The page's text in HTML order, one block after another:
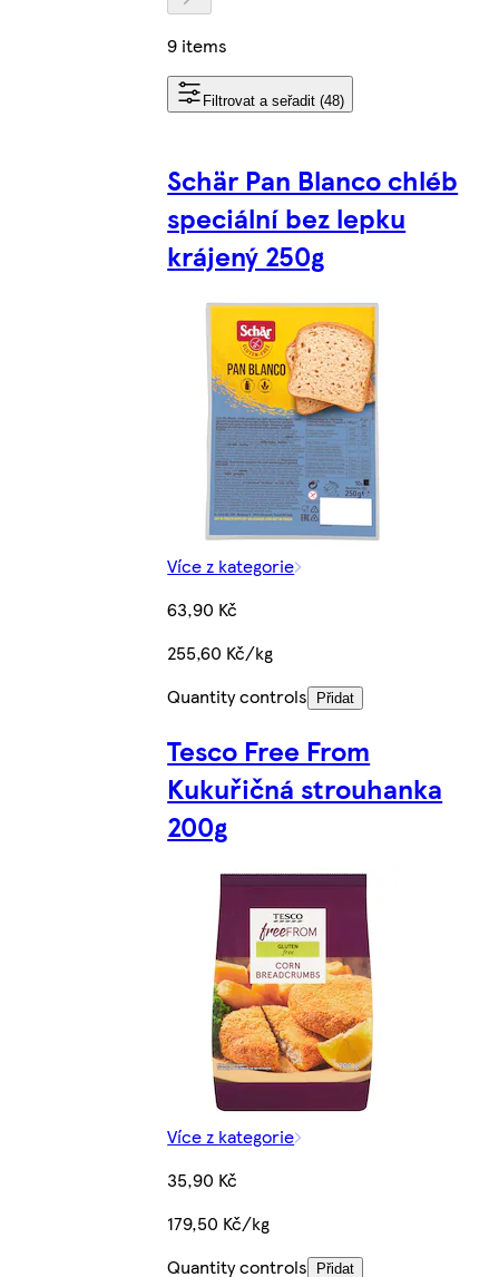
9 items
Filtrovat a seřadit (48)
Schär Pan Blanco chléb
speciální bez lepku
krájený 250g
Více z kategorie
63,90 Kč
255,60 Kč/kg
Quantity controls Přidat
Tesco Free From
Kukuřičná strouhanka
200g
Více z kategorie
35,90 Kč
179,50 Kč/kg
Quantity controls
Přidat